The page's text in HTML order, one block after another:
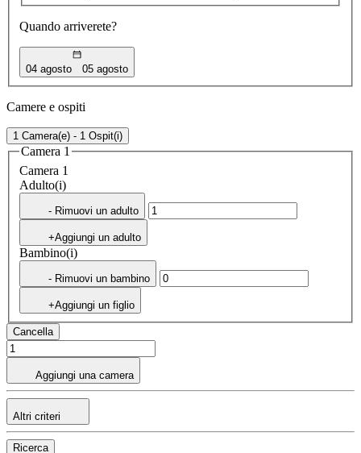
Quando arriverete?
04 agosto 05 agosto
Camere e ospiti
1 Camera(e) - 1 Ospit(i)
Camera 1
Camera 1
Adulto(i)
- Rimuovi un adulto
+Aggiungi un adulto
Bambino(i)
- Rimuovi un bambino
+Aggiungi un figlio
Cancella
Aggiungi una camera
Altri criteri
Ricerca